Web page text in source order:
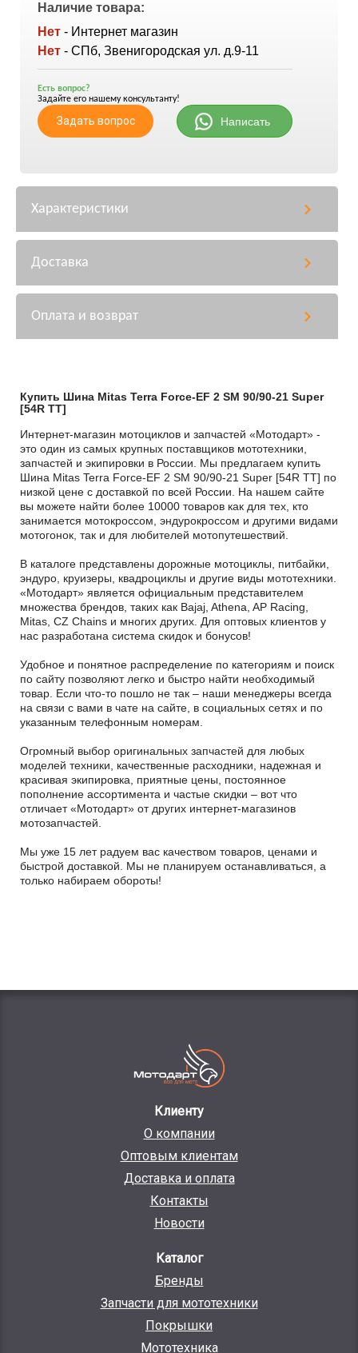
Наличие товара:
Нет - Интернет магазин
Нет - СПб, Звенигородская ул. д.9-11
Есть вопрос?
Задайте его нашему консультанту!
Задать вопрос Написать
Характеристики
Доставка
Оплата и возврат
Купить Шина Mitas Terra Force-EF 2 SM 90/90-21 Super
[54R TT]
Интернет-магазин мотоциклов и запчастей «Мотодарт» -
это один из самых крупных поставщиков мототехники,
запчастей и экипировки в России. Мы предлагаем купить
Шина Mitas Terra Force-EF 2 SM 90/90-21 Super [54R TT] по
низкой цене с доставкой по всей России. На нашем сайте
вы можете найти более 10000 товаров как для тех, кто
занимается мотокроссом, эндурокроссом и другими видами
мотогонок, так и для любителей мотопутешествий.
В каталоге представлены дорожные мотоциклы, питбайки,
эндуро, круизеры, квадроциклы и другие виды мототехники.
«Мотодарт» является официальным представителем
множества брендов, таких как Bajaj, Athena, AP Racing,
Mitas, CZ Chains и многих других. Для оптовых клиентов у
нас разработана система скидок и бонусов!
Удобное и понятное распределение по категориям и поиск
по сайту позволяют легко и быстро найти необходимый
товар. Если что-то пошло не так – наши менеджеры всегда
на связи с вами в чате на сайте, в социальных сетях и по
указанным телефонным номерам.
Огромный выбор оригинальных запчастей для любых
моделей техники, качественные расходники, надежная и
красивая экипировка, приятные цены, постоянное
пополнение ассортимента и частые скидки – вот что
отличает «Мотодарт» от других интернет-магазинов
мотозапчастей.
Мы уже 15 лет радуем вас качеством товаров, ценами и
быстрой доставкой. Мы не планируем останавливаться, а
только набираем обороты!
Клиенту
О компании
Оптовым клиентам
Доставка и оплата
Контакты
Новости
Каталог
Бренды
Запчасти для мототехники
Покрышки
Мототехника